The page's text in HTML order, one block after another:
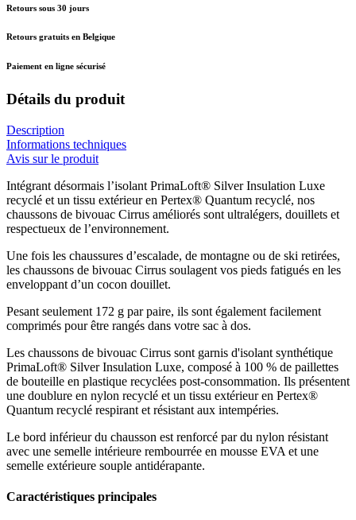
Retours sous 30 jours
Retours gratuits en Belgique
Paiement en ligne sécurisé
Détails du produit
Description
Informations techniques
Avis sur le produit
Intégrant désormais l’isolant PrimaLoft® Silver Insulation Luxe
recyclé et un tissu extérieur en Pertex® Quantum recyclé, nos
chaussons de bivouac Cirrus améliorés sont ultralégers, douillets et
respectueux de l’environnement.
Une fois les chaussures d’escalade, de montagne ou de ski retirées,
les chaussons de bivouac Cirrus soulagent vos pieds fatigués en les
enveloppant d’un cocon douillet.
Pesant seulement 172 g par paire, ils sont également facilement
comprimés pour être rangés dans votre sac à dos.
Les chaussons de bivouac Cirrus sont garnis d'isolant synthétique
PrimaLoft® Silver Insulation Luxe, composé à 100 % de paillettes
de bouteille en plastique recyclées post-consommation. Ils présentent
une doublure en nylon recyclé et un tissu extérieur en Pertex®
Quantum recyclé respirant et résistant aux intempéries.
Le bord inférieur du chausson est renforcé par du nylon résistant
avec une semelle intérieure rembourrée en mousse EVA et une
semelle extérieure souple antidérapante.
Caractéristiques principales